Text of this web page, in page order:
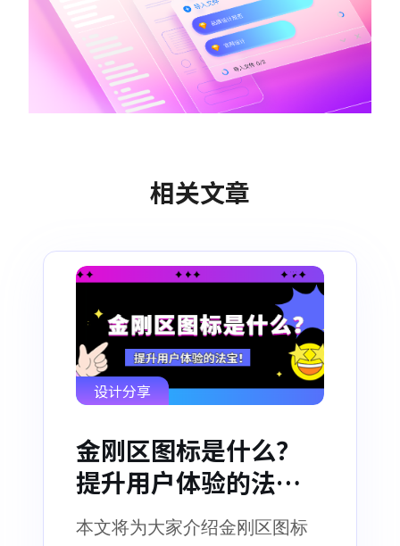
相关文章
设计分享
金刚区图标是什么？
提升用户体验的法
宝！
本文将为大家介绍金刚区图标